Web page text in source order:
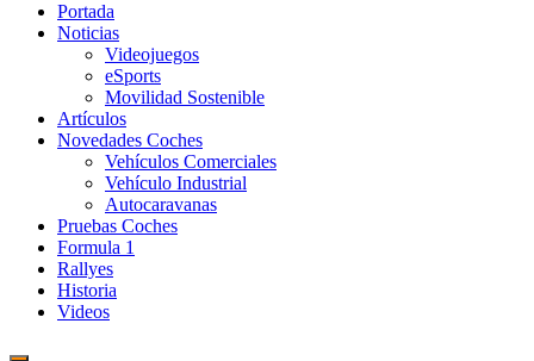
Portada
Noticias
Videojuegos
eSports
Movilidad Sostenible
Artículos
Novedades Coches
Vehículos Comerciales
Vehículo Industrial
Autocaravanas
Pruebas Coches
Formula 1
Rallyes
Historia
Videos